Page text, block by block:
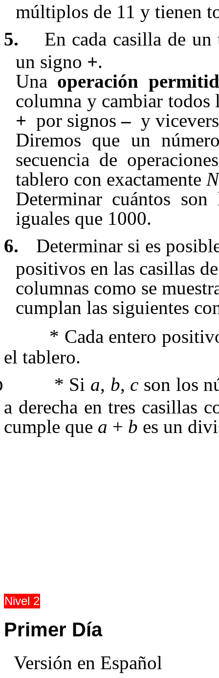
múltiplos de 11 y tienen
5.
En cada casilla de
un signo +.
Una operación
columna y cambiar todos
+ por signos– y
Diremos que un
secuencia de
tablero con exactamente N
Determinar cuántos
iguales que 1000.
6.
Determinar si es
positivos en las casillas
columnas como se
cumplan las siguientes
Cada entero
el tablero.
* Si a, b, c son los
a derecha en tres casillas
cumple que a + b es un
Nivel 2
Primer Día
Versión en Español